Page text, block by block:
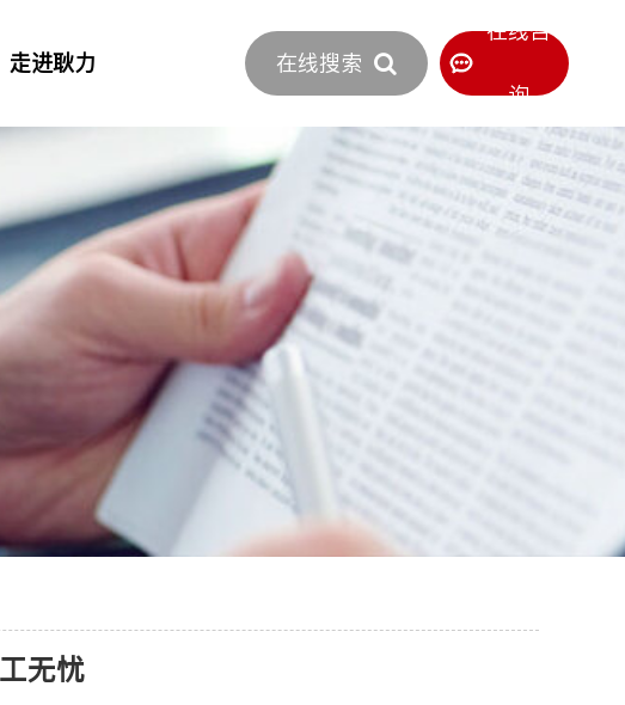
400-886-0516
走进耿力 在线搜索
在线咨
询
无忧